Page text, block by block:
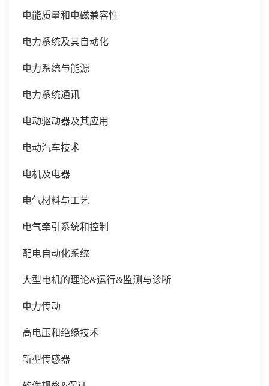
电能质量和电磁兼容性
电力系统及其自动化
电力系统与能源
电力系统通讯
电动驱动器及其应用
电动汽车技术
电机及电器
电气材料与工艺
电气牵引系统和控制
配电自动化系统
大型电机的理论&运行&监测与诊断
电力传动
高电压和绝缘技术
新型传感器